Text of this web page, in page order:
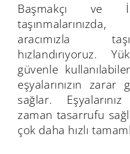
Başmakçı ve
aracımızla
hızlandırıyoruz.
güvenle
eşyalarınızın zarar
sağlar.
zaman tasarrufu
çok daha hızlı